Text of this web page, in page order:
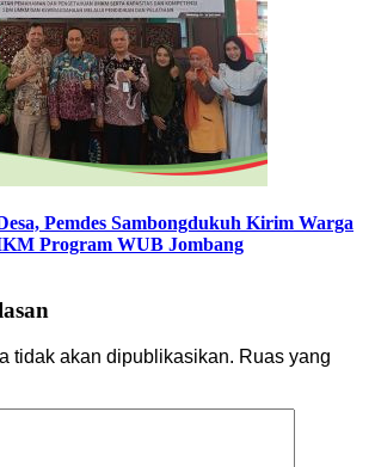
Pemdes Sambongdukuh Kirim Warga
Program WUB Jombang
tidak akan dipublikasikan. Ruas yang